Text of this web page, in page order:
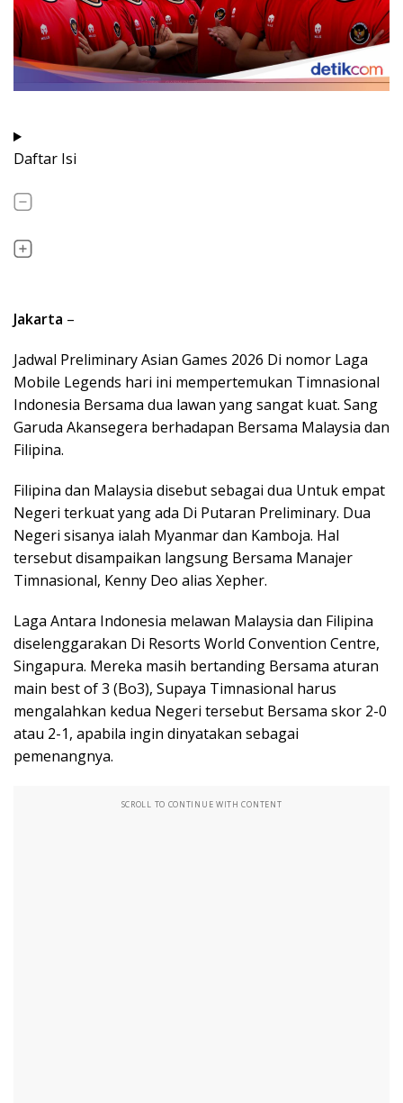
Daftar Isi
Jakarta –
Jadwal Preliminary Asian Games 2026 Di nomor Laga
Mobile Legends hari ini mempertemukan Timnasional
Indonesia Bersama dua lawan yang sangat kuat. Sang
Garuda Akansegera berhadapan Bersama Malaysia dan
Filipina.
Filipina dan Malaysia disebut sebagai dua Untuk empat
Negeri terkuat yang ada Di Putaran Preliminary. Dua
Negeri sisanya ialah Myanmar dan Kamboja. Hal
tersebut disampaikan langsung Bersama Manajer
Timnasional, Kenny Deo alias Xepher.
Laga Antara Indonesia melawan Malaysia dan Filipina
diselenggarakan Di Resorts World Convention Centre,
Singapura. Mereka masih bertanding Bersama aturan
main best of 3 (Bo3), Supaya Timnasional harus
mengalahkan kedua Negeri tersebut Bersama skor 2-0
atau 2-1, apabila ingin dinyatakan sebagai
pemenangnya.
SCROLL TO CONTINUE WITH CONTENT